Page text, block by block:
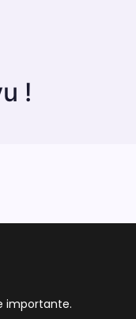
!
importante.